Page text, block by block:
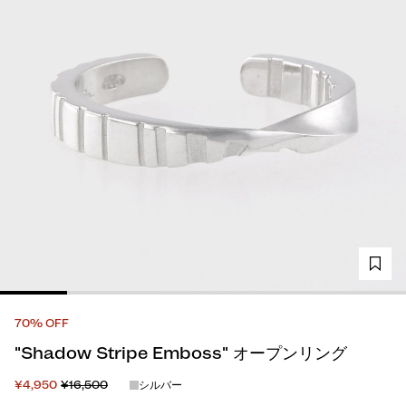
70% OFF
"Shadow Stripe Emboss" オープンリング
¥4,950 ¥16,500 シルバー